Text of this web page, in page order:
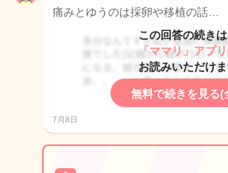
痛みとゆうのは採卵や移植の話…
この回答の続きは
「ママリ」アプリ
お読みいただけま
無料で続きを見る(
7月8日